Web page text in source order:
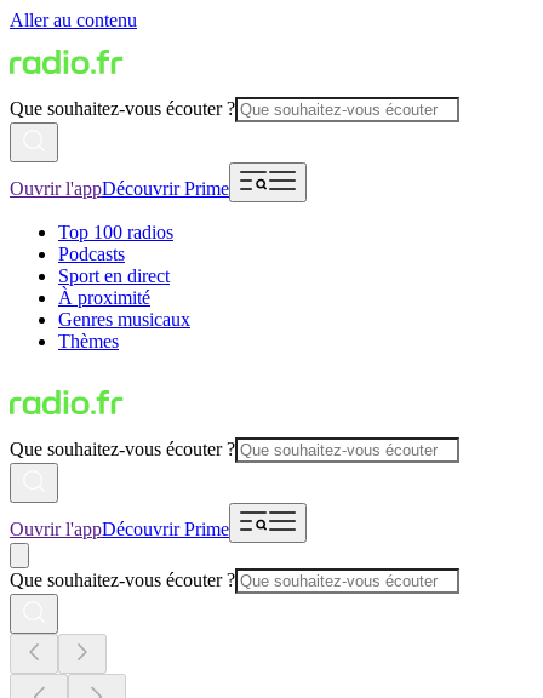
Aller au contenu
Que souhaitez-vous écouter ?
Ouvrir l'appDécouvrir Prime
Top 100 radios
Podcasts
Sport en direct
À proximité
Genres musicaux
Thèmes
Que souhaitez-vous écouter ?
Ouvrir l'appDécouvrir Prime
Que souhaitez-vous écouter ?